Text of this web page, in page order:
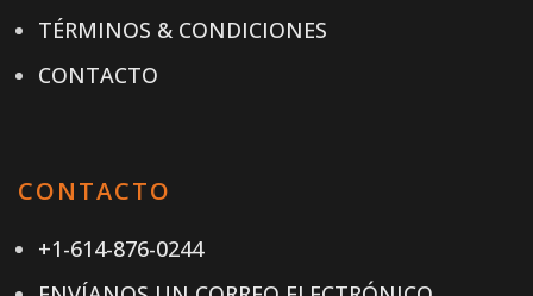
TÉRMINOS & CONDICIONES
CONTACTO
CONTACTO
+1-614-876-0244